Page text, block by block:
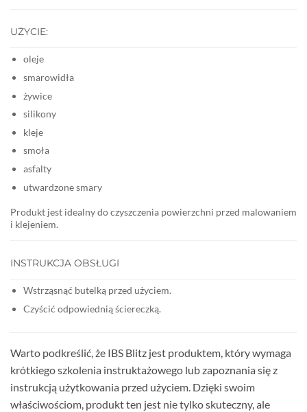
UŻYCIE:
oleje
smarowidła
żywice
silikony
kleje
smoła
asfalty
utwardzone smary
Produkt jest idealny do czyszczenia powierzchni przed malowaniem
i klejeniem.
INSTRUKCJA OBSŁUGI
Wstrząsnąć butelką przed użyciem.
Czyścić odpowiednią ściereczką.
Warto podkreślić, że IBS Blitz jest produktem, który wymaga
krótkiego szkolenia instruktażowego lub zapoznania się z
instrukcją użytkowania przed użyciem. Dzięki swoim
właściwościom, produkt ten jest nie tylko skuteczny, ale